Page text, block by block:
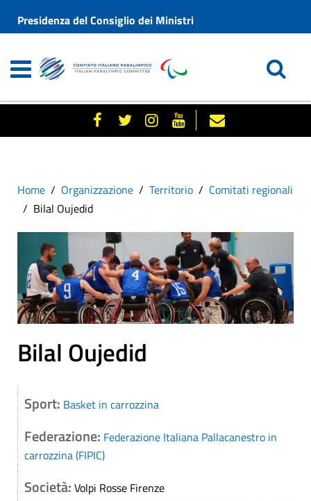
Presidenza del Consiglio dei Ministri
Home Organizzazione Territorio
Comitati regionali
Bilal Oujedid
Bilal Oujedid
Sport: Basket in carrozzina
Federazione: Federazione Italiana Pallacanestro in
carrozzina (FIPIC)
Società: Volpi Rosse Firenze